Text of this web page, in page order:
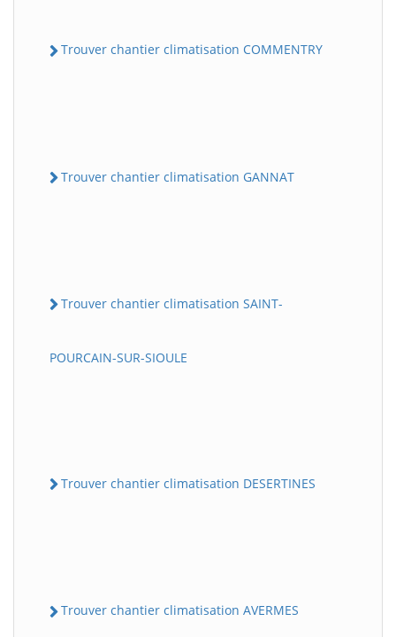
Trouver chantier climatisation COMMENTRY
Trouver chantier climatisation GANNAT
Trouver chantier climatisation SAINT-
POURCAIN-SUR-SIOULE
Trouver chantier climatisation DESERTINES
Trouver chantier climatisation AVERMES